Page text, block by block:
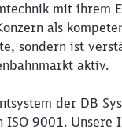
mit ihrem
als
sondern ist
aktiv.
der DB
9001. Unsere